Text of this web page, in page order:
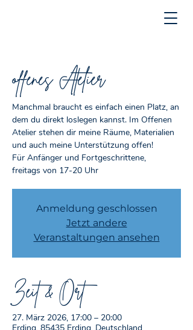
offenes Atelier
Manchmal braucht es einfach einen Platz, an
dem du direkt loslegen kannst. Im Offenen
Atelier stehen dir meine Räume, Materialien
und auch meine Unterstützung offen!
Für Anfänger und Fortgeschrittene,
freitags von 17-20 Uhr
Anmeldung geschlossen
Jetzt andere
Veranstaltungen ansehen
Zeit & Ort
27. März 2026, 17:00 – 20:00